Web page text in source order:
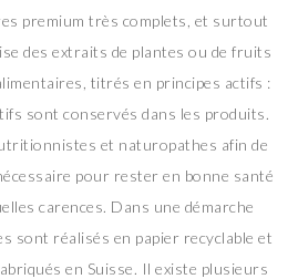
premium très complets, et surtout
des extraits de plantes ou de fruits
titrés en principes actifs :
sont conservés dans les produits.
et naturopathes afin de
pour rester en bonne santé
carences. Dans une démarche
sont réalisés en papier recyclable et
en Suisse. Il existe plusieurs